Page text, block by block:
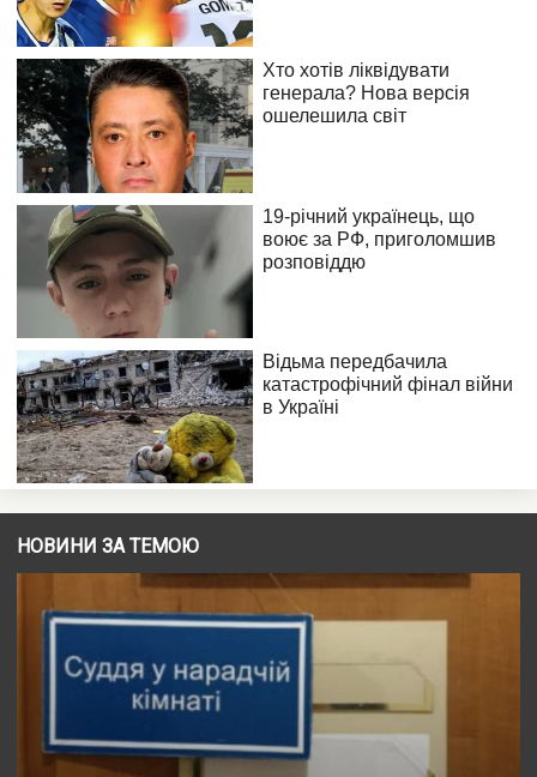
НОВИНИ ЗА ТЕМОЮ